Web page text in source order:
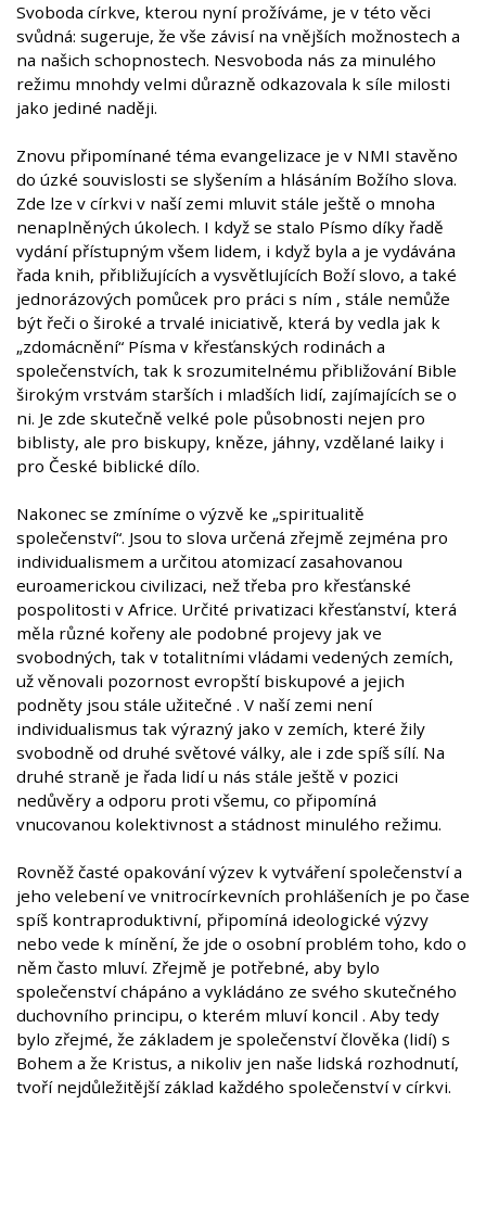
Svoboda církve, kterou nyní prožíváme, je v této věci
svůdná: sugeruje, že vše závisí na vnějších možnostech a
na našich schopnostech. Nesvoboda nás za minulého
režimu mnohdy velmi důrazně odkazovala k síle milosti
jako jediné naději.
Znovu připomínané téma evangelizace je v NMI stavěno
do úzké souvislosti se slyšením a hlásáním Božího slova.
Zde lze v církvi v naší zemi mluvit stále ještě o mnoha
nenaplněných úkolech. I když se stalo Písmo díky řadě
vydání přístupným všem lidem, i když byla a je vydávána
řada knih, přibližujících a vysvětlujících Boží slovo, a také
jednorázových pomůcek pro práci s ním , stále nemůže
být řeči o široké a trvalé iniciativě, která by vedla jak k
„zdomácnění“ Písma v křesťanských rodinách a
společenstvích, tak k srozumitelnému přibližování Bible
širokým vrstvám starších i mladších lidí, zajímajících se o
ni. Je zde skutečně velké pole působnosti nejen pro
biblisty, ale pro biskupy, kněze, jáhny, vzdělané laiky i
pro České biblické dílo.
Nakonec se zmíníme o výzvě ke „spiritualitě
společenství“. Jsou to slova určená zřejmě zejména pro
individualismem a určitou atomizací zasahovanou
euroamerickou civilizaci, než třeba pro křesťanské
pospolitosti v Africe. Určité privatizaci křesťanství, která
měla různé kořeny ale podobné projevy jak ve
svobodných, tak v totalitními vládami vedených zemích,
už věnovali pozornost evropští biskupové a jejich
podněty jsou stále užitečné . V naší zemi není
individualismus tak výrazný jako v zemích, které žily
svobodně od druhé světové války, ale i zde spíš sílí. Na
druhé straně je řada lidí u nás stále ještě v pozici
nedůvěry a odporu proti všemu, co připomíná
vnucovanou kolektivnost a stádnost minulého režimu.
Rovněž časté opakování výzev k vytváření společenství a
jeho velebení ve vnitrocírkevních prohlášeních je po čase
spíš kontraproduktivní, připomíná ideologické výzvy
nebo vede k mínění, že jde o osobní problém toho, kdo o
něm často mluví. Zřejmě je potřebné, aby bylo
společenství chápáno a vykládáno ze svého skutečného
duchovního principu, o kterém mluví koncil . Aby tedy
bylo zřejmé, že základem je společenství člověka (lidí) s
Bohem a že Kristus, a nikoliv jen naše lidská rozhodnutí,
tvoří nejdůležitější základ každého společenství v církvi.